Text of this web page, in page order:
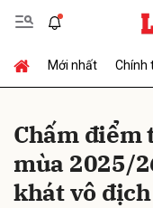
Mới nhất Chính
Chấm điểm
mùa 2025/
khát vô
Gửi bình luận